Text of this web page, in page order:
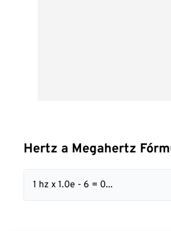
Hertz a Megahertz
1 hz x 1.0e - 6 = 0...